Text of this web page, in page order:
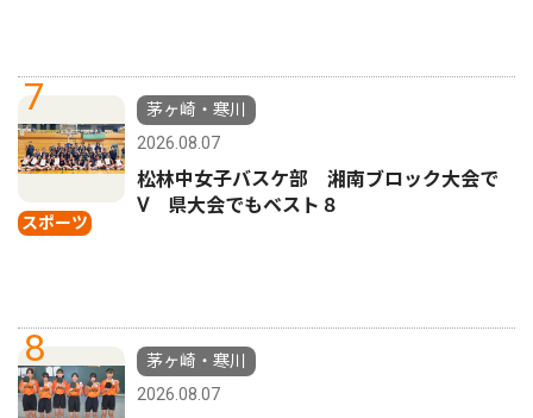
7
スポーツ
茅ヶ崎・寒川
2026.08.07
松林中女子バスケ部 湘南ブロック大会で
Ⅴ 県大会でもベスト８
8
茅ヶ崎・寒川
2026.08.07